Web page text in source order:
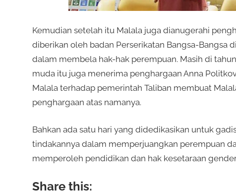
Kemudian setelah itu Malala juga dianugerahi
diberikan oleh badan Perserikatan Bangsa-Bangsa
dalam membela hak-hak perempuan. Masih di
muda itu juga menerima penghargaan Anna
Malala terhadap pemerintah Taliban membuat
penghargaan atas namanya.
Bahkan ada satu hari yang didedikasikan untuk
tindakannya dalam memperjuangkan perempuan
memperoleh pendidikan dan hak kesetaraan
Share this: